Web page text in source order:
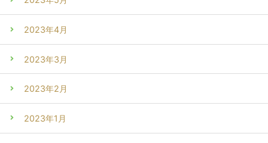
2023年4月
2023年3月
2023年2月
2023年1月